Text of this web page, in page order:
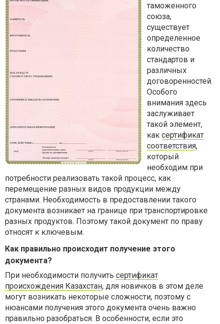
таможенного
союза,
существует
определенное
количество
стандартов и
различных
договоренностей.
Особого
внимания здесь
заслуживает
такой элемент,
как сертификат
соответствия,
который
необходим при
потребности реализовать такой процесс, как
перемещение разных видов продукции между
странами. Необходимость в предоставлении такого
документа возникает на границе при транспортировке
разных продуктов. Поэтому такой документ по праву
относят к ключевым.
Как правильно происходит получение этого
документа?
При необходимости получить сертификат
происхождения Казахстан, для новичков в этом деле
могут возникать некоторые сложности, поэтому с
нюансами получения этого документа очень важно
правильно разобраться. В особенности, если это